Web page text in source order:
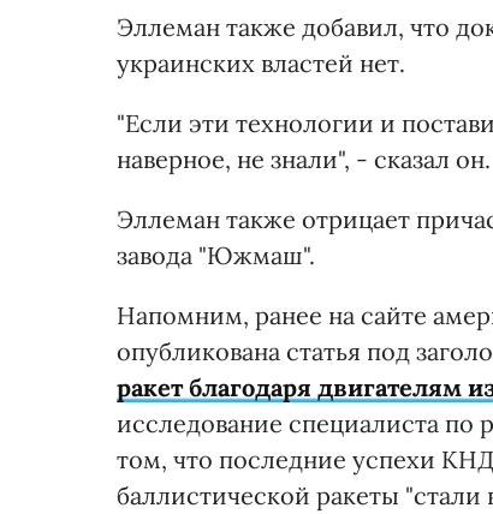
Эллеман также добавил, что
украинских властей нет.
"Если эти технологии и
наверное, не знали", - сказал он.
Эллеман также отрицает
завода "Южмаш".
Напомним, ранее на сайте
опубликована статья под
ракет благодаря двигателям
исследование специалиста по
том, что последние успехи
баллистической ракеты